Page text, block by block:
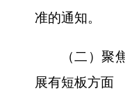
准的通知。
（二）聚
展有短板方面